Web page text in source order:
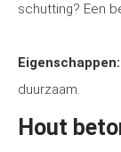
schutting? Een
Eigenschappen:
duurzaam.
Hout